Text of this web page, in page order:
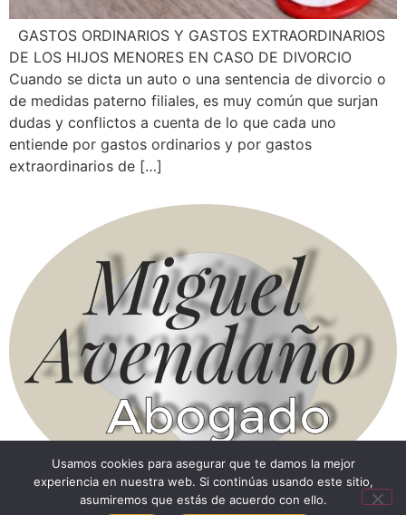
GASTOS ORDINARIOS Y GASTOS EXTRAORDINARIOS
DE LOS HIJOS MENORES EN CASO DE DIVORCIO
Cuando se dicta un auto o una sentencia de divorcio o
de medidas paterno filiales, es muy común que surjan
dudas y conflictos a cuenta de lo que cada uno
entiende por gastos ordinarios y por gastos
extraordinarios de […]
Despacho Abogado
Usamos cookies para asegurar que te damos la mejor
experiencia en nuestra web. Si continúas usando este sitio,
asumiremos que estás de acuerdo con ello.